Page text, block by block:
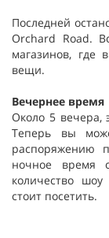
Последней
Orchard Road.
магазинов, где
вещи.
Вечернее время
Около 5 вечера,
Теперь вы
распоряжению
ночное время
количество
стоит посетить.